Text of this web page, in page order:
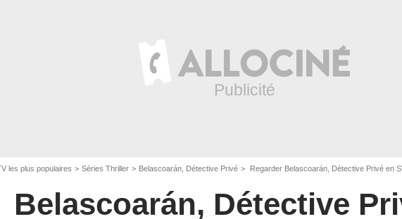
les plus populaires Séries Thriller Belascoarán, Détective Privé Regarder Belascoarán, Détective Privé en
Belascoarán, Détective